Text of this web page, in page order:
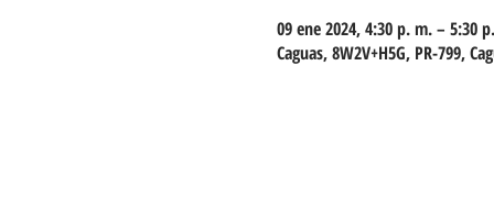
09 ene 2024, 4:30 p. m. – 5:30
Caguas, 8W2V+H5G, PR-799,